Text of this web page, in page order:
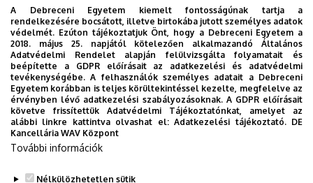
Nearby Sharing, Windows ODBC Driver, Windows Online
Certificate Status Protocol (OCSP) SnapIn, Windows
Scripting, Windows Server Key Distribution Service,
Windows Subsystem for Linux, Windows TCP/IP,
Windows Themes, Windows Win32 Kernel Subsystem,
Windows Win32K
Az NBSZ NKI a biztonsági frissítések haladéktalan
telepítését javasolja, amelyek elérhetőek az
automatikus frissítéssel, valamint manuálisan is
letölthetők a gyártói honlapokról.
A Debreceni Egyetem kiemelt fontosságúnak tartja a
rendelkezésére bocsátott, illetve birtokába jutott személyes adatok
védelmét. Ezúton tájékoztatjuk Önt, hogy a Debreceni Egyetem a
2018. május 25. napjától kötelezően alkalmazandó Általános
Adatvédelmi Rendelet alapján felülvizsgálta folyamatait és
beépítette a GDPR előírásait az adatkezelési és adatvédelmi
tevékenységébe. A felhasználók személyes adatait a Debreceni
Egyetem korábban is teljes körültekintéssel kezelte, megfelelve az
érvényben lévő adatkezelési szabályozásoknak. A GDPR előírásait
követve frissítettük Adatvédelmi Tájékoztatónkat, amelyet az
alábbi linkre kattintva olvashat el:Adatkezelési tájékoztató. DE
Kancellária WAV Központ
További információk
Nélkülözhetetlen sütik